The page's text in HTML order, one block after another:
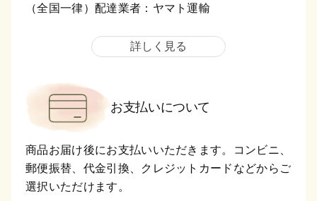
（全国一律）配達業者：ヤマト運輸
詳しく見る
お支払いについて
商品お届け後にお支払いいただきます。コンビニ、
郵便振替、代金引換、クレジットカードなどからご
選択いただけます。